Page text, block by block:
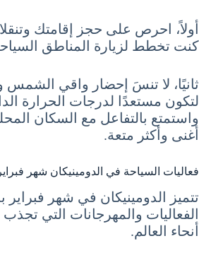
أولاً، احرص على حجز إقامتك
كنت تخطط لزيارة المناطق
ثانيًا، لا تنسَ إحضار واقي الشمس
لتكون مستعدًا لدرجات الحرارة
واستمتع بالتفاعل مع السكان
أغنى وأكثر متعة.
فعاليات السياحة في الدومينيكان شهر فبراير 2 شباط February
تتميز الدومينيكان في شهر
الفعاليات والمهرجانات التي
أنحاء العالم.